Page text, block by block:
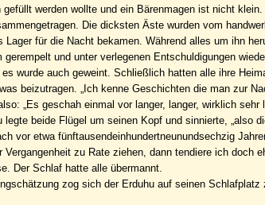
werden wollte und ein Bärenmagen ist nicht klein.
Die dicksten Äste wurden vom
Lager für die Nacht bekamen. Während alles um ihn
gerempelt und unter verlegenen Entschuldigungen
wurde auch geweint. Schließlich hatten alle ihre
beizutragen. „Ich kenne Geschichten die man zur
„Es geschah einmal vor langer, langer, wirklich
legte beide Flügel um seinen Kopf und sinnierte,
vor etwa fünftausendeinhundertneunundsechzig
Vergangenheit zu Rate ziehen, dann tendiere ich doch
Der Schlaf hatte alle übermannt.
zog sich der Erduhu auf seinen Schlafplatz